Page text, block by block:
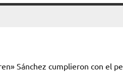
Sánchez cumplieron con el